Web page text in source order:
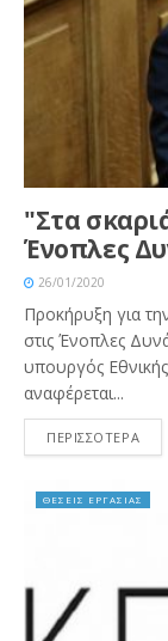
"Στα
Ένοπλες
26/01/2020
Προκήρυξη για
στις Ένοπλες
υπουργός Εθνικής
αναφέρεται...
ΠΕΡΙΣΣΟΤΕΡΑ
ΘΕΣΕΙΣ ΕΡΓΑΣΙΑΣ